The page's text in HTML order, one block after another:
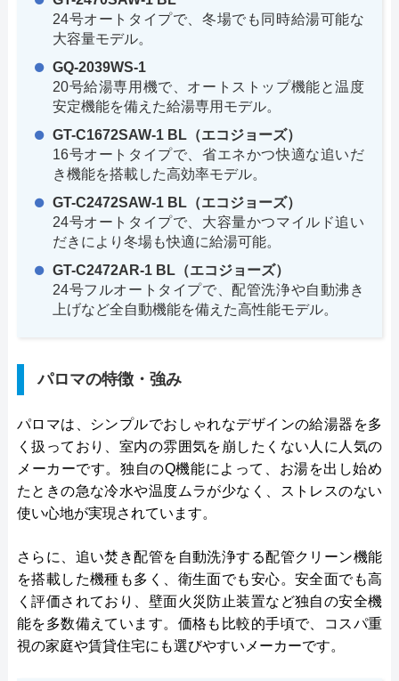
24号オートタイプで、冬場でも同時給湯可能な
大容量モデル。
GQ-2039WS-1
20号給湯専用機で、オートストップ機能と温度
安定機能を備えた給湯専用モデル。
GT-C1672SAW-1 BL（エコジョーズ）
16号オートタイプで、省エネかつ快適な追いだ
き機能を搭載した高効率モデル。
GT-C2472SAW-1 BL（エコジョーズ）
24号オートタイプで、大容量かつマイルド追い
だきにより冬場も快適に給湯可能。
GT-C2472AR-1 BL（エコジョーズ）
24号フルオートタイプで、配管洗浄や自動沸き
上げなど全自動機能を備えた高性能モデル。
パロマの特徴・強み
パロマは、シンプルでおしゃれなデザインの給湯器を多
く扱っており、室内の雰囲気を崩したくない人に人気の
メーカーです。独自のQ機能によって、お湯を出し始め
たときの急な冷水や温度ムラが少なく、ストレスのない
使い心地が実現されています。
さらに、追い焚き配管を自動洗浄する配管クリーン機能
を搭載した機種も多く、衛生面でも安心。安全面でも高
く評価されており、壁面火災防止装置など独自の安全機
能を多数備えています。価格も比較的手頃で、コスパ重
視の家庭や賃貸住宅にも選びやすいメーカーです。